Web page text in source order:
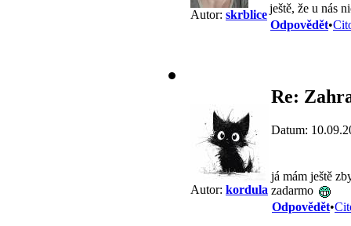
Autor: skrbliceještě, že u nás
Odpovědět•
Autor: kordula
Re:
Datum:
já mám ještě
zadarmo
Odpovědět•